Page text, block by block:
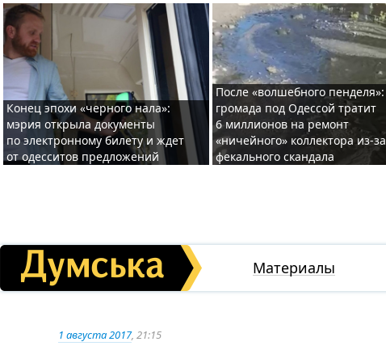
Конец эпохи «черного нала»:
мэрия открыла документы
по электронному билету и ждет
от одесситов предложений
После «волшебного пенделя»:
громада под Одессой тратит
6 миллионов на ремонт
«ничейного» коллектора из-за
фекального скандала
Материалы
1 августа 2017, 21:15